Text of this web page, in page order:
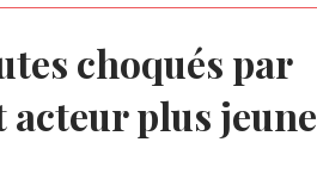
choqués par
acteur plus jeune